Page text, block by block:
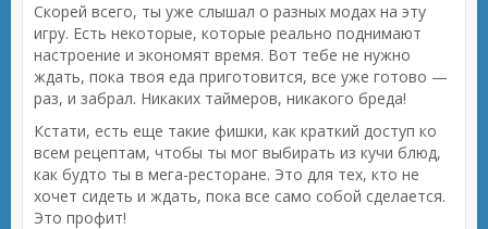
Скорей всего, ты уже слышал о разных модах на эту
игру. Есть некоторые, которые реально поднимают
настроение и экономят время. Вот тебе не нужно
ждать, пока твоя еда приготовится, все уже готово —
раз, и забрал. Никаких таймеров, никакого бреда!
Кстати, есть еще такие фишки, как краткий доступ ко
всем рецептам, чтобы ты мог выбирать из кучи блюд,
как будто ты в мега-ресторане. Это для тех, кто не
хочет сидеть и ждать, пока все само собой сделается.
Это профит!